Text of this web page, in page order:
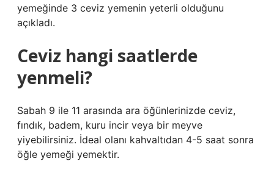
yemeğinde 3 ceviz yemenin yeterli olduğunu
açıkladı.
Ceviz hangi saatlerde
yenmeli?
Sabah 9 ile 11 arasında ara öğünlerinizde ceviz,
fındık, badem, kuru incir veya bir meyve
yiyebilirsiniz. İdeal olanı kahvaltıdan 4-5 saat sonra
öğle yemeği yemektir.